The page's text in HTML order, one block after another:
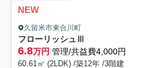
NEW
久留米市東合川町
フローリッシュⅢ
6.8万円 管理/共益費4,000円
60.61㎡ (2LDK) /築12年 /3階建